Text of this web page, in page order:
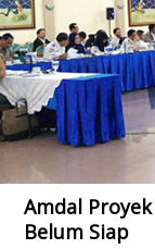
Amdal
Belum Siap